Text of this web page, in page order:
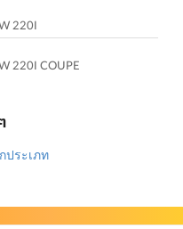
220I
220I COUPE
ประเภท